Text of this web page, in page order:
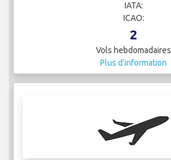
IATA:
ICAO:
2
Vols hebdomadaires
Plus d'information